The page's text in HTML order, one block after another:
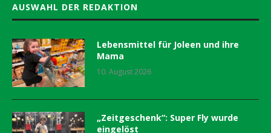
AUSWAHL DER REDAKTION
Lebensmittel für Joleen und ihre
Mama
10. August 2026
„Zeitgeschenk“: Super Fly wurde
eingelöst